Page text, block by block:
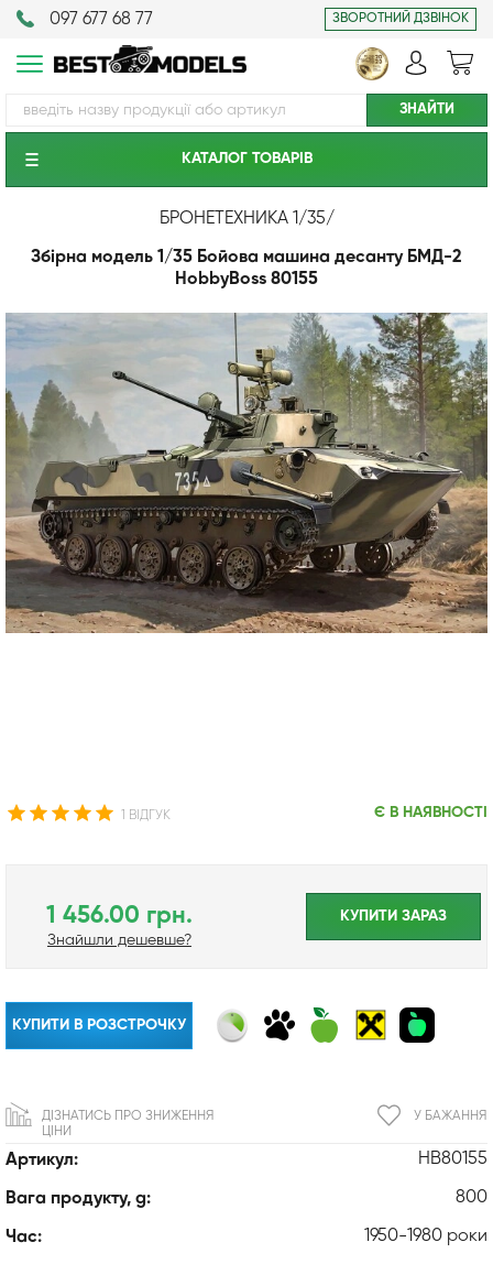
097 677 68 77 ЗВОРОТНИЙ ДЗВІНОК
КАТАЛОГ ТОВАРIВ
БРОНЕТЕХНИКА 1/35/
Збірна модель 1/35 Бойова машина десанту БМД-2
HobbyBoss 80155
1 ВІДГУК Є В НАЯВНОСТІ
Артикул: HB80155
Вага продукту, g: 800
Час: 1950-1980 роки
1 456.00 грн.
Знайшли дешевше?
КУПИТИ ЗАРАЗ
КУПИТИ В РОЗСТРОЧКУ
У БАЖАННЯ
ДІЗНАТИСЬ ПРО ЗНИЖЕННЯ
ЦІНИ